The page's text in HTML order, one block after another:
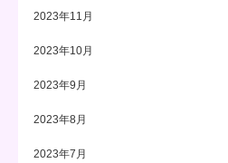
2023年11月
2023年10月
2023年9月
2023年8月
2023年7月